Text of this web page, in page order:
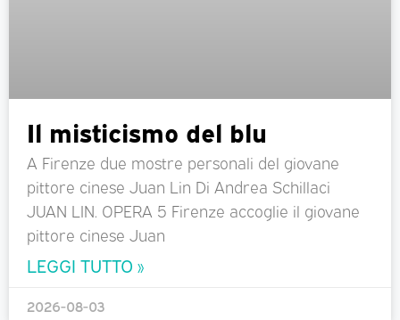
Il misticismo del blu
A Firenze due mostre personali del giovane
pittore cinese Juan Lin Di Andrea Schillaci
JUAN LIN. OPERA 5 Firenze accoglie il giovane
pittore cinese Juan
LEGGI TUTTO »
2026-08-03